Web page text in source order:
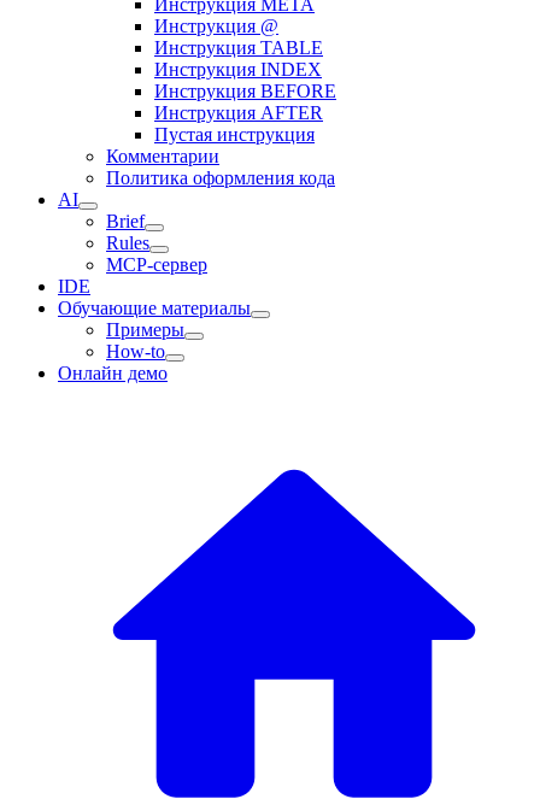
Инструкция META
Инструкция @
Инструкция TABLE
Инструкция INDEX
Инструкция BEFORE
Инструкция AFTER
Пустая инструкция
Комментарии
Политика оформления кода
AI
Brief
Rules
MCP-сервер
IDE
Обучающие материалы
Примеры
How-to
Онлайн демо